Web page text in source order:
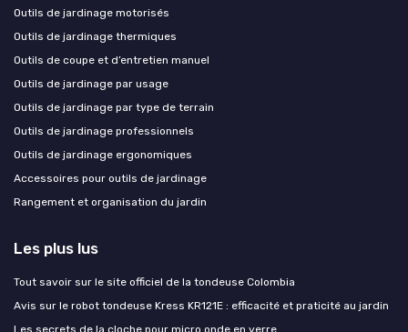
Outils de jardinage motorisés
Outils de jardinage thermiques
Outils de coupe et d’entretien manuel
Outils de jardinage par usage
Outils de jardinage par type de terrain
Outils de jardinage professionnels
Outils de jardinage ergonomiques
Accessoires pour outils de jardinage
Rangement et organisation du jardin
Les plus lus
Tout savoir sur le site officiel de la tondeuse Colombia
Avis sur le robot tondeuse Kress KR121E : efficacité et praticité au jardin
Les secrets de la cloche pour micro onde en verre